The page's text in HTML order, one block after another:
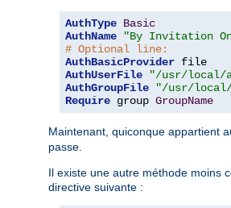
AuthType Basic
AuthName
"By Invitation
# Optional line:
AuthBasicProvider
AuthUserFile
"/usr/local/
AuthGroupFile
"/usr/local/
Require group GroupName
Maintenant, quiconque appartient
passe.
Il existe une autre méthode moins
directive suivante :